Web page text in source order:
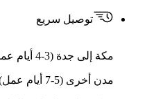
توصيل سريع
مكة إلى جدة (3-4 أيام عمل)
مدن أخرى (5-7 أيام عمل)